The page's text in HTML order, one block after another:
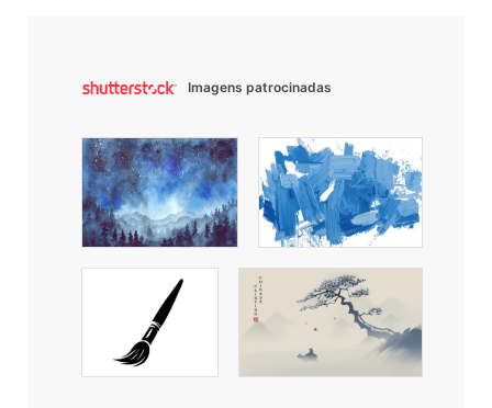
Imagens patrocinadas